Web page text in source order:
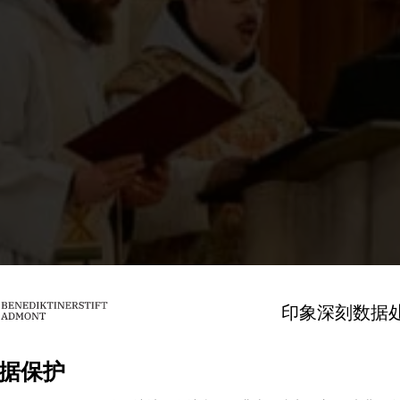
印象深刻数据
保护